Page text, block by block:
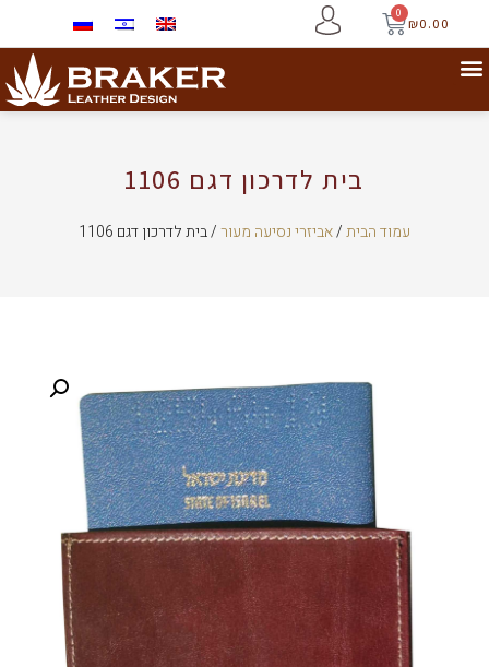
₪0.00
0
בית לדרכון דגם 1106
עמוד הבית/אביזרי נסיעה מעור/ בית לדרכון דגם 1106